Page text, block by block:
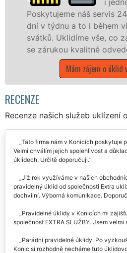
24 hodin denně, 7
víkendů či státních
co zákazník žádá a to
odvedené práce.
RECENZE
Recenze našich služeb uklízení
Tato firma nám v Konicích poskytuje
Velmi chválím jejich spolehlivost a
úklidech. Určitě doporučuji.
Již rok využíváme v našich
pravidelný úklid od společnosti Extra
dochvilní. Výborná komunikace.
Pravidelné úklidy v Konicích mi
společnost EXTRA SLUŽBY. Jsem
Parádní pravidelné úklidy. Po
Konic si rozhodně necháme tuto